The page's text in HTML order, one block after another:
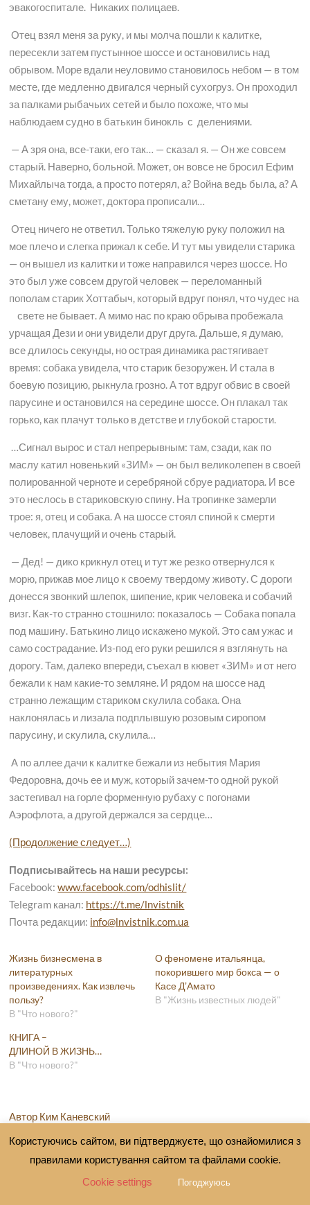
эвакогоспитале. Никаких полицаев.
Отец взял меня за руку, и мы молча пошли к калитке,
пересекли затем пустынное шоссе и остановились над
обрывом. Море вдали неуловимо становилось небом — в том
месте, где медленно двигался черный сухогруз. Он проходил
за палками рыбачьих сетей и было похоже, что мы
наблюдаем судно в батькин бинокль с делениями.
— А зря она, все-таки, его так… — сказал я. — Он же совсем
старый. Наверно, больной. Может, он вовсе не бросил Ефим
Михайлыча тогда, а просто потерял, а? Война ведь была, а? А
сметану ему, может, доктора прописали…
Отец ничего не ответил. Только тяжелую руку положил на
мое плечо и слегка прижал к себе. И тут мы увидели старика
— он вышел из калитки и тоже направился через шоссе. Но
это был уже совсем другой человек — переломанный
пополам старик Хоттабыч, который вдруг понял, что чудес на
свете не бывает. А мимо нас по краю обрыва пробежала
урчащая Дези и они увидели друг друга. Дальше, я думаю,
все длилось секунды, но острая динамика растягивает
время: собака увидела, что старик безоружен. И стала в
боевую позицию, рыкнула грозно. А тот вдруг обвис в своей
парусине и остановился на середине шоссе. Он плакал так
горько, как плачут только в детстве и глубокой старости.
…Сигнал вырос и стал непрерывным: там, сзади, как по
маслу катил новенький «ЗИМ» — он был великолепен в своей
полированной черноте и серебряной сбруе радиатора. И все
это неслось в стариковскую спину. На тропинке замерли
трое: я, отец и собака. А на шоссе стоял спиной к смерти
человек, плачущий и очень старый.
— Дед! — дико крикнул отец и тут же резко отвернулся к
морю, прижав мое лицо к своему твердому животу. С дороги
донесся звонкий шлепок, шипение, крик человека и собачий
визг. Как-то странно стошнило: показалось — Собака попала
под машину. Батькино лицо искажено мукой. Это сам ужас и
само сострадание. Из-под его руки решился я взглянуть на
дорогу. Там, далеко впереди, съехал в кювет «ЗИМ» и от него
бежали к нам какие-то земляне. И рядом на шоссе над
странно лежащим стариком скулила собака. Она
наклонялась и лизала подплывшую розовым сиропом
парусину, и скулила, скулила…
А по аллее дачи к калитке бежали из небытия Мария
Федоровна, дочь ее и муж, который зачем-то одной рукой
застегивал на горле форменную рубаху с погонами
Аэрофлота, а другой держался за сердце…
(Продолжение следует…)
Подписывайтесь на наши ресурсы:
Facebook:www.facebook.com/odhislit/
Telegram канал: https://t.me/lnvistnik
Почта редакции: info@lnvistnik.com.ua
Жизнь бизнесмена в
литературных
произведениях. Как извлечь
пользу?
В "Что нового?"
О феномене итальянца,
покорившего мир бокса — о
Касе Д’Амато
В "Жизнь известных людей"
КНИГА –
ДЛИНОЙ В ЖИЗНЬ…
В "Что нового?"
Автор Ким Каневский
Користуючись сайтом, ви підтверджуєте, що ознайомилися з
правилами користування сайтом та файлами cookie.
Cookie settings
Погоджуюсь